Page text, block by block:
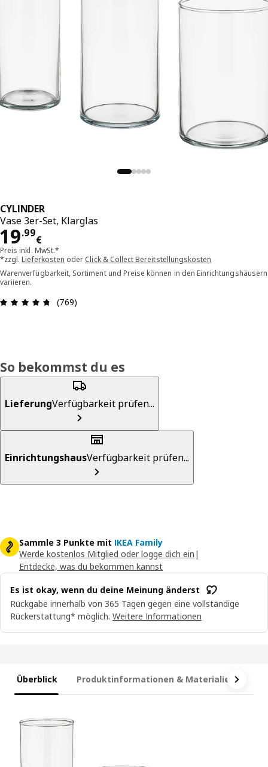
CYLINDER
Vase 3er-Set, Klarglas
19.99
€
Preis 19.99€
Preis inkl. MwSt.*
*zzgl.Lieferkosten oder Click & Collect Bereitstellungskosten
Warenverfügbarkeit, Sortiment und Preise können in den Einrichtungshäusern
variieren.
Bewertung: 4.7 von 5 Sterne Alle Bewertungen:
(769)
So bekommst du es
LieferungVerfügbarkeit prüfen...
EinrichtungshausVerfügbarkeit prüfen...
Sammle 3 Punkte mit IKEA Family
Werde kostenlos Mitglied oder logge dich ein |
Entdecke, was du bekommen kannst
Es ist okay, wenn du deine Meinung änderst
Rückgabe innerhalb von 365 Tagen gegen eine vollständige
Rückerstattung* möglich. Weitere Informationen
Überblick Produktinformationen & Materialien